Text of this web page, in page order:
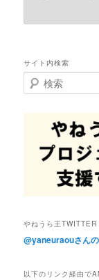
サイト内検索
検
索
やねうら王TWITTER
@yaneuraouさん
以下のリンク経由で